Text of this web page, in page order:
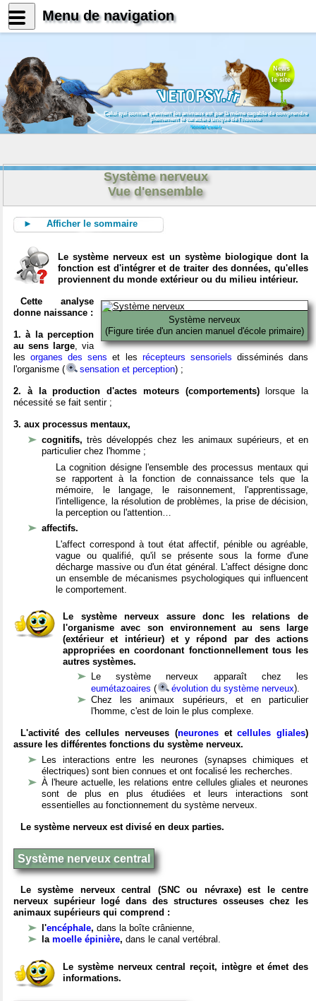
News
sur
le site
Celui qui connait vraiment les animaux est par là même capable de comprendre
pleinement le caractère unique de l'homme
Konrad Lorenz
Système nerveux
Vue d'ensemble
► Afficher le sommaire
Le système nerveux est un système biologique dont la
fonction est d'intégrer et de traiter des données, qu'elles
proviennent du monde extérieur ou du milieu intérieur.
Système nerveux
(Figure tirée d'un ancien manuel d'école primaire)
Cette analyse
donne naissance :
1. à la perception
au sens large, via
lesorganes des sens et les récepteurs sensoriels disséminés dans
l'organisme (
sensation et perception) ;
2. à la production d'actes moteurs (comportements)lorsque la
nécessité se fait sentir ;
3. aux processus mentaux,
cognitifs,très développés chez les animaux supérieurs, et en
particulier chez l'homme ;
La cognition désigne l'ensemble des processus mentaux qui
se rapportent à la fonction de connaissance tels que la
mémoire, le langage, le raisonnement, l'apprentissage,
l'intelligence, la résolution de problèmes, la prise de décision,
la perception ou l'attention…
affectifs.
L'affect correspond à tout état affectif, pénible ou agréable,
vague ou qualifié, qu'il se présente sous la forme d'une
décharge massive ou d'un état général. L'affect désigne donc
un ensemble de mécanismes psychologiques qui influencent
le comportement.
Le système nerveux assure donc les relations de
l'organisme avec son environnement au sens large
(extérieur et intérieur) et y répond par des actions
appropriées en coordonant fonctionnellement tous les
autres systèmes.
Le système nerveux apparaît chez les
eumétazoaires ( évolution du système nerveux).
Chez les animaux supérieurs, et en particulier
l'homme, c'est de loin le plus complexe.
L'activité des cellules nerveuses (neuronesetcellules gliales)
assure les différentes fonctions du système nerveux.
Les interactions entre les neurones (synapses chimiques et
électriques) sont bien connues et ont focalisé les recherches.
À l'heure actuelle, les relations entre cellules gliales et neurones
sont de plus en plus étudiées et leurs interactions sont
essentielles au fonctionnement du système nerveux.
Le système nerveux est divisé en deux parties.
Système nerveux central
Le système nerveux central (SNC ou névraxe) est le centre
nerveux supérieur logé dans des structures osseuses chez les
animaux supérieurs qui comprend :
l'encéphale, dans la boîte crânienne,
la moelle épinière, dans le canal vertébral.
Le système nerveux central reçoit, intègre et émet des
informations.
Menu de navigation